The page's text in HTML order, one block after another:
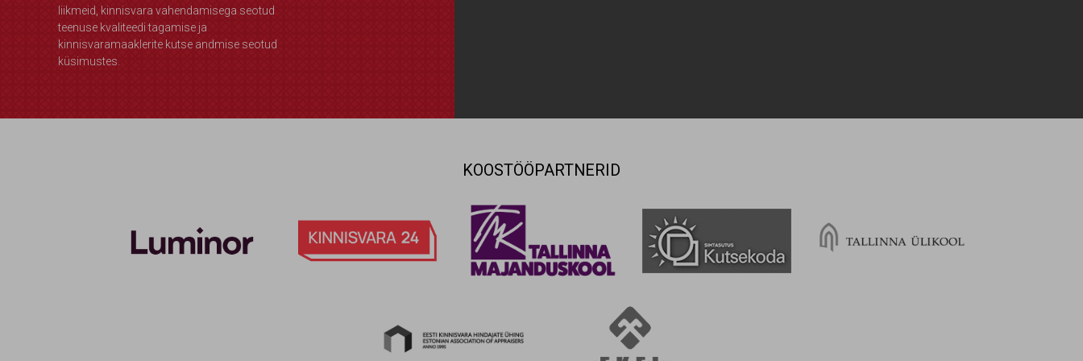
liikmeid, kinnisvara vahendamisega seotud
teenuse kvaliteedi tagamise ja
kinnisvaramaaklerite kutse andmise seotud
küsimustes.
KOOSTÖÖPARTNERID